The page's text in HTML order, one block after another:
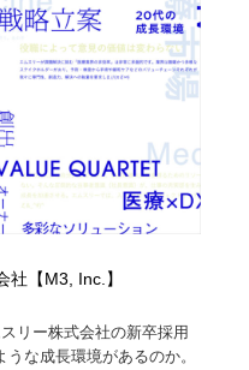
社【M3, Inc.】
リー株式会社の新卒採用
な成長環境があるのか。